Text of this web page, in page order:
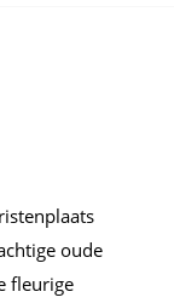
oude
fleurige